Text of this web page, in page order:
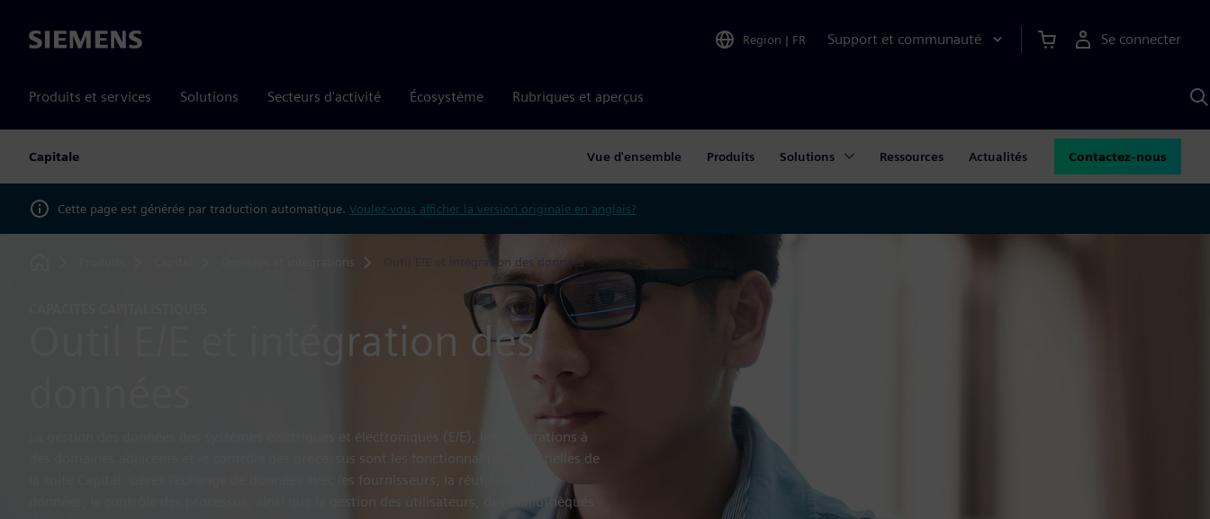
Siemens Region | FR Support et communauté Se connecter
Produits et services Solutions Secteurs d'activité Écosystème Rubriques et aperçus
Capitale Vue d'ensemble Produits Solutions Ressources Actualités Contactez-nous
Cette page est générée par traduction automatique. Voulez-vous afficher la version originale en anglais?
Données et intégrations Outil E/E et intégration des données
Outil E/E et intégration des
La gestion des données des systèmes électriques et électroniques (E/E), les intégrations à
des domaines adjacents et le contrôle des processus sont les fonctionnalités essentielles de
la suite Capital. Gérez l'échange de données avec les fournisseurs, la réutilisation des
données, le contrôle des processus, ainsi que la gestion des utilisateurs, des bibliothèques